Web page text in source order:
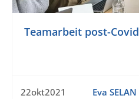
Teamarbeit post-Covid
22okt2021 Eva SELAN